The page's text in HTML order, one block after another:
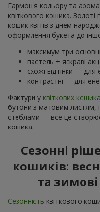
Гармонія кольору та
квіткового кошика. Золоті
кошик квітів з днем
оформлення букета до
максимум три
пастель + яскраві
схожі відтінки — для
контрастні — для
Фактури у квіткових
бутони з матовим листям,
стеблами — все це
кошика.
Сезонні
кошиків:
та
Сезонність квіткового